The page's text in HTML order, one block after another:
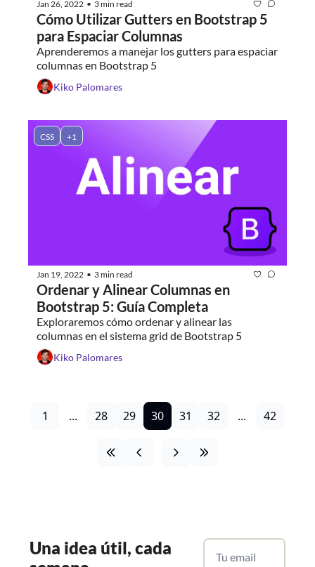
Jan 26, 2022 • 3 min read
Cómo Utilizar Gutters en Bootstrap 5
para Espaciar Columnas
Aprenderemos a manejar los gutters para espaciar
columnas en Bootstrap 5
Kiko Palomares
CSS +1
Jan 19, 2022 • 3 min read
Ordenar y Alinear Columnas en
Bootstrap 5: Guía Completa
Exploraremos cómo ordenar y alinear las
columnas en el sistema grid de Bootstrap 5
Kiko Palomares
1 ... 28 29 30 31 32 ... 42
Una idea útil, cada